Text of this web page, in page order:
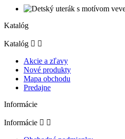
Katalóg
Katalóg  
Akcie a zľavy
Nové produkty
Mapa obchodu
Predajne
Informácie
Informácie  